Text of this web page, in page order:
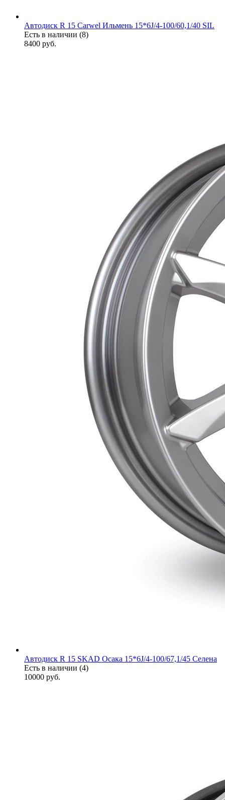
Автодиск R 15 Carwel Ильмень 15*6J/4-100/60,1/40 SIL
Есть в наличии (8)
8400 руб.
Автодиск R 15 SKAD Осака 15*6J/4-100/67,1/45 Селена
Есть в наличии (4)
10000 руб.